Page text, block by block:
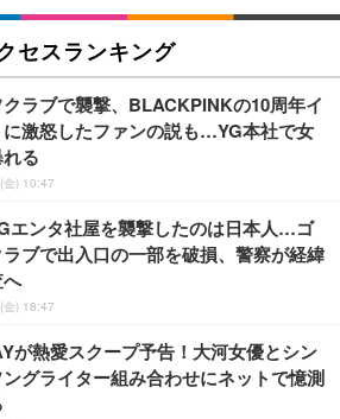
セスランキング
クラブで襲撃、BLACKPINKの10周年イ
に激怒したファンの説も…YG本社で女
る
) 10:47
エンタ社屋を襲撃したのは日本人…ゴ
ラブで出入口の一部を破損、警察が経緯
へ
) 18:47
が熱愛スクープ予告！大河女優とシン
ングライター組み合わせにネットで憶測